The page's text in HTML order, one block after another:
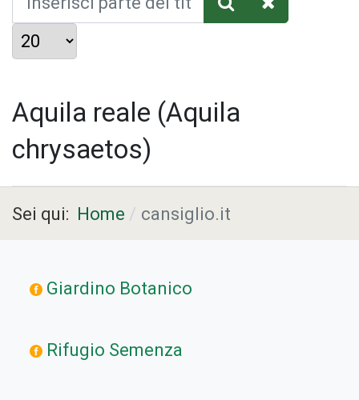
Visualizza #
Aquila reale (Aquila
chrysaetos)
Sei qui: Home cansiglio.it
Giardino Botanico
Rifugio Semenza